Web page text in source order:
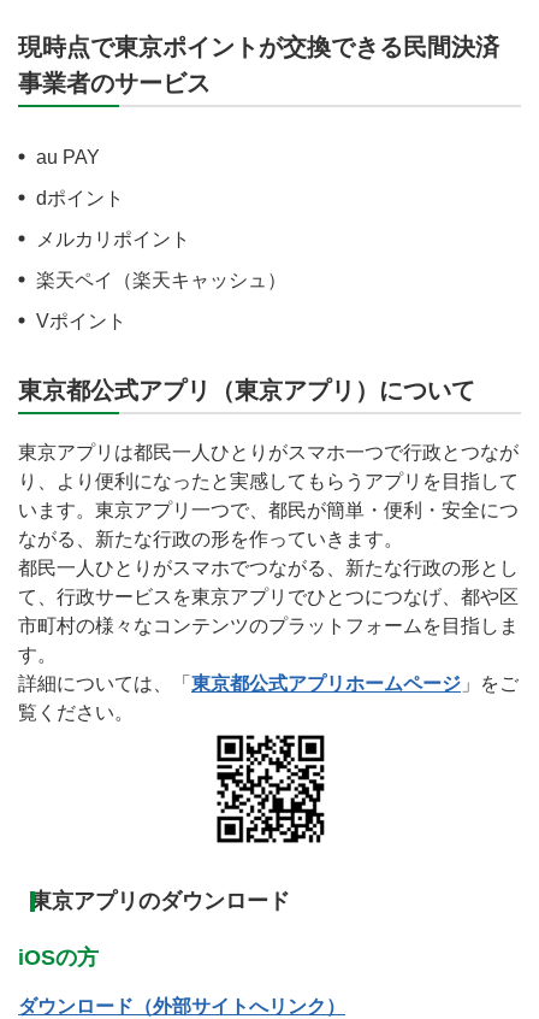
現時点で東京ポイントが交換できる民間決済
事業者のサービス
au PAY
dポイント
メルカリポイント
楽天ペイ（楽天キャッシュ）
Vポイント
東京都公式アプリ（東京アプリ）について
東京アプリは都民一人ひとりがスマホ一つで行政とつなが
り、より便利になったと実感してもらうアプリを目指して
います。東京アプリ一つで、都民が簡単・便利・安全につ
ながる、新たな行政の形を作っていきます。
都民一人ひとりがスマホでつながる、新たな行政の形とし
て、行政サービスを東京アプリでひとつにつなげ、都や区
市町村の様々なコンテンツのプラットフォームを目指しま
す。
詳細については、「 東京都公式アプリホームページ 」をご
覧ください。
東京アプリのダウンロード
iOSの方
ダウンロード（外部サイトへリンク）